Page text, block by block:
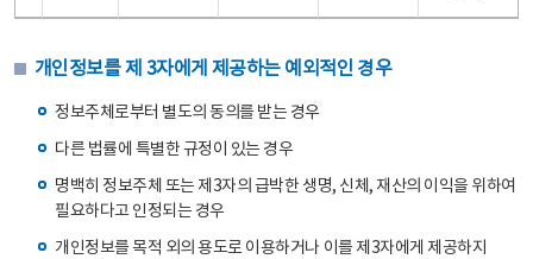
개인정보를 제 3자에게 제공하는 예외적인 경우
정보주체로부터 별도의 동의를 받는 경우
다른 법률에 특별한 규정이 있는 경우
명백히 정보주체 또는 제3자의 급박한 생명, 신체, 재산의 이익을 위하여
필요하다고 인정되는 경우
개인정보를 목적 외의 용도로 이용하거나 이를 제3자에게 제공하지